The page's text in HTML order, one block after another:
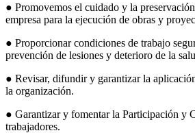
● Promovemos el cuidado y la
empresa para la ejecución de obras y
● Proporcionar condiciones de trabajo
prevención de lesiones y deterioro de la
● Revisar, difundir y garantizar la
la organización.
● Garantizar y fomentar la Participación y
trabajadores.